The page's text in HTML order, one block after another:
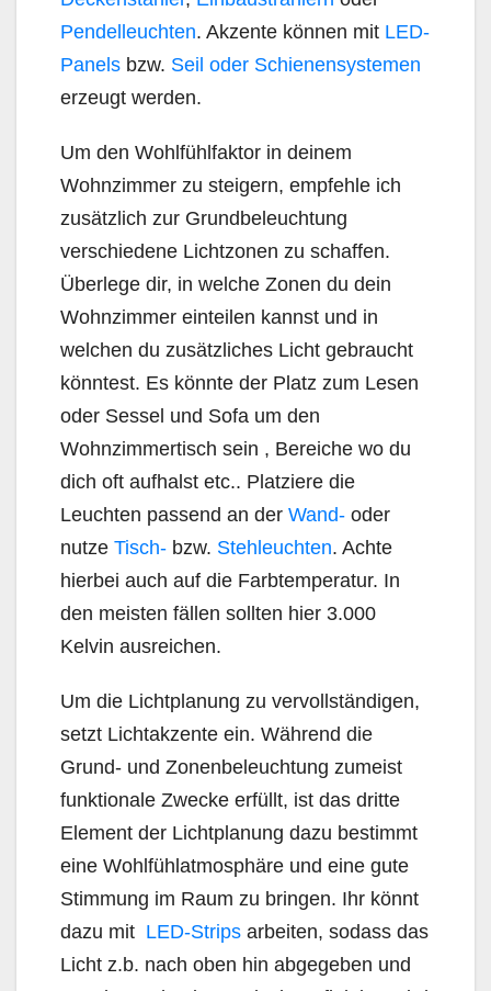
Pendelleuchten. Akzente können mit LED-
Panels bzw. Seil oder Schienensystemen
erzeugt werden.
Um den Wohlfühlfaktor in deinem
Wohnzimmer zu steigern, empfehle ich
zusätzlich zur Grundbeleuchtung
verschiedene Lichtzonen zu schaffen.
Überlege dir, in welche Zonen du dein
Wohnzimmer einteilen kannst und in
welchen du zusätzliches Licht gebraucht
könntest. Es könnte der Platz zum Lesen
oder Sessel und Sofa um den
Wohnzimmertisch sein , Bereiche wo du
dich oft aufhalst etc.. Platziere die
Leuchten passend an der Wand- oder
nutze Tisch- bzw. Stehleuchten. Achte
hierbei auch auf die Farbtemperatur. In
den meisten fällen sollten hier 3.000
Kelvin ausreichen.
Um die Lichtplanung zu vervollständigen,
setzt Lichtakzente ein. Während die
Grund- und Zonenbeleuchtung zumeist
funktionale Zwecke erfüllt, ist das dritte
Element der Lichtplanung dazu bestimmt
eine Wohlfühlatmosphäre und eine gute
Stimmung im Raum zu bringen. Ihr könnt
dazu mit LED-Strips arbeiten, sodass das
Licht z.b. nach oben hin abgegeben und